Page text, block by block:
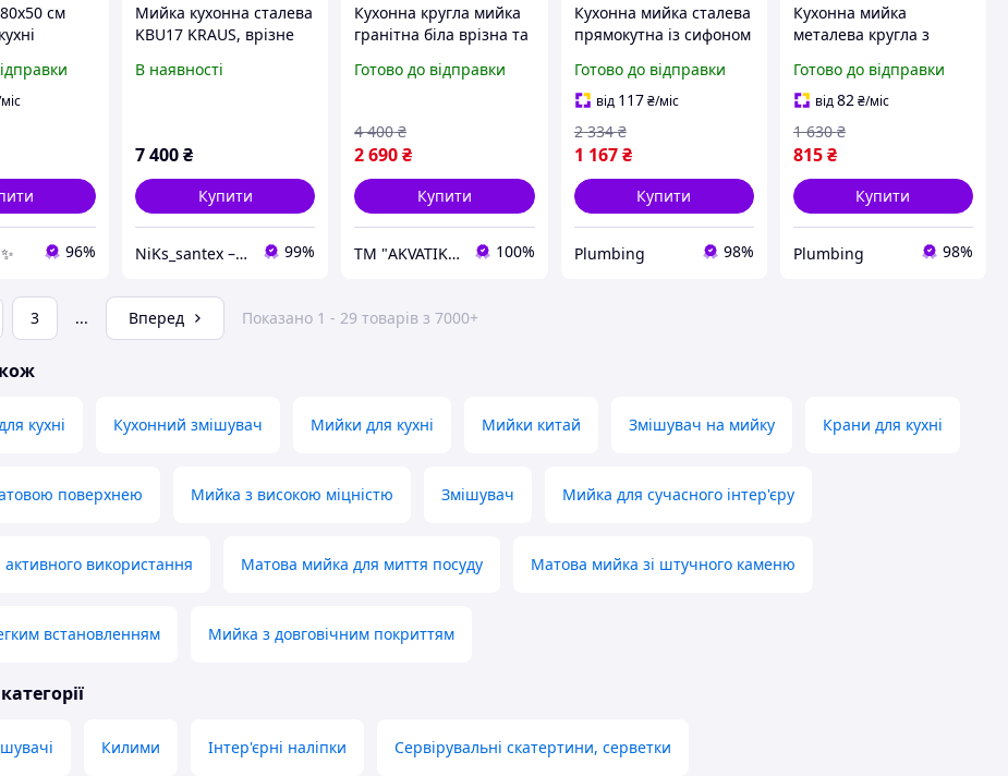
см
96%
Мийка кухонна сталева
KBU17 KRAUS, врізне
сифоном KBU-17
В наявності
7 400₴
Купити
NiKs_santex – інтернет-магазин сантехніки 99%
Кухонна кругла мийка
гранітна біла врізна та
комплект для кухні
Готово до відправки
2 690₴
4 400 ₴
Купити
ТМ "AKVATIKA" интернет-магазин виробника 100%
Кухонна мийка сталева
прямокутна із сифоном
нержавіючої сталі
врізна раковина для
кухні 6350
Готово до відправки
від 117 ₴/міс
1 167 ₴
2 334 ₴
Купити
Plumbing 98%
Кухонна мийка
металева кругла з
врізна якісна раковина
для кухні 4843
Готово до відправки
від82₴/міс
815₴
1 630 ₴
Купити
Plumbing 98%
3 ... Вперед Показано 1 - 29 товарів з 7000+
кухні Кухонний змішувач Мийки для кухні Мийки китай Змішувач на мийку Крани для кухні
поверхнею Мийка з високою міцністю Змішувач Мийка для сучасного інтер'єру
використання Матова мийка для миття посуду Матова мийка зі штучного каменю
встановленням Мийка з довговічним покриттям
Килими Інтер'єрні наліпки Сервірувальні скатертини, серветки